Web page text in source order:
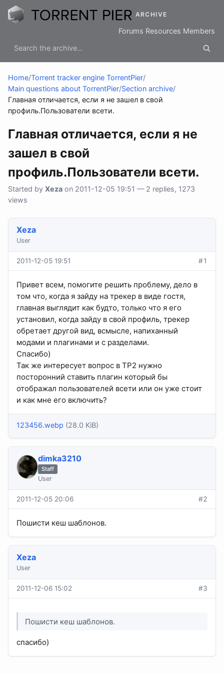
ARCHIVE
Forums Resources Members
Home/Torrent tracker engine TorrentPier/
Main questions about TorrentPier/Section archive/
Главная отличается, если я не зашел в свой
профиль.Пользователи всети.
Главная отличается, если я не
зашел в свой
профиль.Пользователи всети.
Started by Xeza on 2011-12-05 19:51 — 2 replies, 1273
views
Xeza
User
2011-12-05 19:51 #1
Привет всем, помогите решить проблему, дело в
том что, когда я зайду на трекер в виде гостя,
главная выглядит как будто, только что я его
установил, когда зайду в свой профиль, трекер
обретает другой вид, всмысле, напиханный
модами и плагинами и с разделами.
Спасибо)
Так же интересует вопрос в TP2 нужно
посторонний ставить плагин который бы
отображал пользователей всети или он уже стоит
и как мне его включить?
123456.webp (28.0 KiB)
dimka3210
Staff
User
2011-12-05 20:06 #2
Пошисти кеш шаблонов.
Xeza
User
2011-12-06 15:02 #3
Пошисти кеш шаблонов.
спасибо)